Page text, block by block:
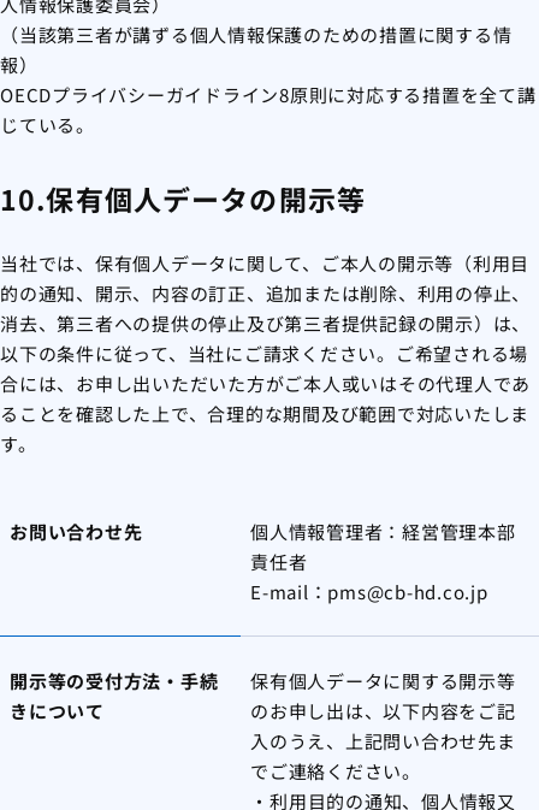
（当該第三者が講ずる個人情報保護のための措置に関する情
報）
OECDプライバシーガイドライン8原則に対応する措置を全て講
じている。
10.保有個人データの開示等
当社では、保有個人データに関して、ご本人の開示等（利用目
的の通知、開示、内容の訂正、追加または削除、利用の停止、
消去、第三者への提供の停止及び第三者提供記録の開示）は、
以下の条件に従って、当社にご請求ください。ご希望される場
合には、お申し出いただいた方がご本人或いはその代理人であ
ることを確認した上で、合理的な期間及び範囲で対応いたしま
す。
お問い合わせ先
個人情報管理者：経営管理本部
責任者
E-mail： pms@cb-hd.co.jp
開示等の受付方法・手続
きについて
保有個人データに関する開示等
のお申し出は、以下内容をご記
入のうえ、上記問い合わせ先ま
でご連絡ください。
利用目的の通知、個人情報又